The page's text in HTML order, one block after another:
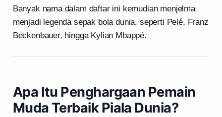
Banyak nama dalam daftar ini kemudian menjelma
menjadi legenda sepak bola dunia, seperti Pelé, Franz
Beckenbauer, hingga Kylian Mbappé.
Apa Itu Penghargaan Pemain
Muda Terbaik Piala Dunia?